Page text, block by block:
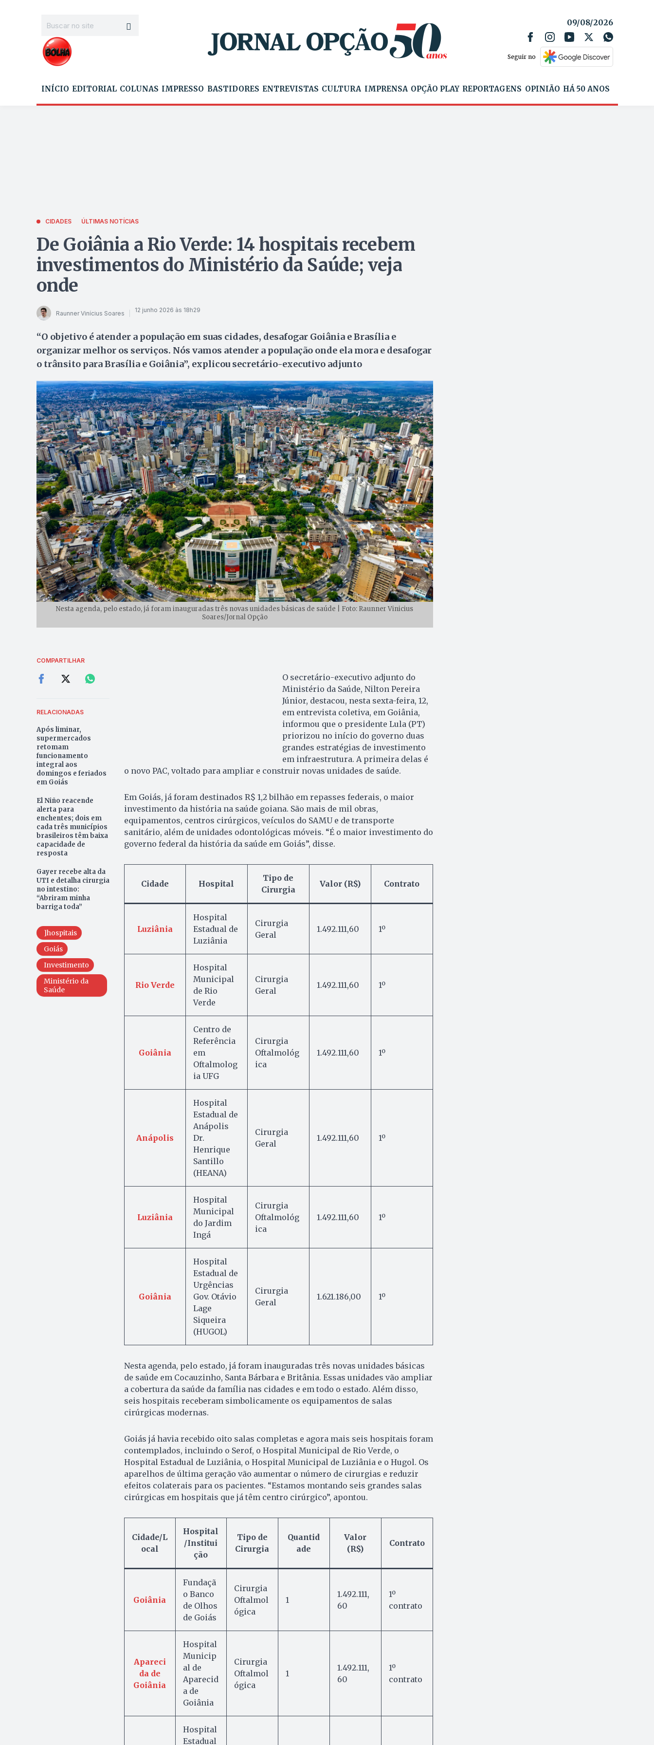
09/08/2026
Seguir no
INÍCIO EDITORIAL COLUNAS IMPRESSO BASTIDORES ENTREVISTAS CULTURA IMPRENSA OPÇÃO PLAY REPORTAGENS OPINIÃO HÁ 50 ANOS
CIDADES ÚLTIMAS NOTÍCIAS
De Goiânia a Rio Verde: 14 hospitais recebem
investimentos do Ministério da Saúde; veja
onde
Raunner Vinícius Soares 12 junho 2026 às 18h29
“O objetivo é atender a população em suas cidades, desafogar Goiânia e Brasília e
organizar melhor os serviços. Nós vamos atender a população onde ela mora e desafogar
o trânsito para Brasília e Goiânia”, explicou secretário-executivo adjunto
Nesta agenda, pelo estado, já foram inauguradas três novas unidades básicas de saúde | Foto: Raunner Vinicius
Soares/Jornal Opção
COMPARTILHAR
RELACIONADAS
Após liminar,
supermercados
retomam
funcionamento
integral aos
domingos e feriados
em Goiás
El Niño reacende
alerta para
enchentes; dois em
cada três municípios
brasileiros têm baixa
capacidade de
resposta
Gayer recebe alta da
UTI e detalha cirurgia
no intestino:
“Abriram minha
barriga toda”
]hospitais
Goiás
Investimento
Ministério da
Saúde
O secretário-executivo adjunto do
Ministério da Saúde, Nilton Pereira
Júnior, destacou, nesta sexta-feira, 12,
em entrevista coletiva, em Goiânia,
informou que o presidente Lula (PT)
priorizou no início do governo duas
grandes estratégias de investimento
em infraestrutura. A primeira delas é
o novo PAC, voltado para ampliar e construir novas unidades de saúde.
Em Goiás, já foram destinados R$ 1,2 bilhão em repasses federais, o maior
investimento da história na saúde goiana. São mais de mil obras,
equipamentos, centros cirúrgicos, veículos do SAMU e de transporte
sanitário, além de unidades odontológicas móveis. “É o maior investimento do
governo federal da história da saúde em Goiás”, disse.
Cidade Hospital
Tipo de
Cirurgia
Valor (R$) Contrato
Luziânia
Hospital
Estadual de
Luziânia
Cirurgia
Geral
1.492.111,60 1º
Rio Verde
Hospital
Municipal
de Rio
Verde
Cirurgia
Geral
1.492.111,60 1º
Goiânia
Centro de
Referência
em
Oftalmolog
ia UFG
Cirurgia
Oftalmológ
ica
1.492.111,60 1º
Anápolis
Hospital
Estadual de
Anápolis
Dr.
Henrique
Santillo
(HEANA)
Cirurgia
Geral
1.492.111,60 1º
Luziânia
Hospital
Municipal
do Jardim
Ingá
Cirurgia
Oftalmológ
ica
1.492.111,60 1º
Goiânia
Hospital
Estadual de
Urgências
Gov. Otávio
Lage
Siqueira
(HUGOL)
Cirurgia
Geral
1.621.186,00 1º
Nesta agenda, pelo estado, já foram inauguradas três novas unidades básicas
de saúde em Cocauzinho, Santa Bárbara e Britânia. Essas unidades vão ampliar
a cobertura da saúde da família nas cidades e em todo o estado. Além disso,
seis hospitais receberam simbolicamente os equipamentos de salas
cirúrgicas modernas.
Goiás já havia recebido oito salas completas e agora mais seis hospitais foram
contemplados, incluindo o Serof, o Hospital Municipal de Rio Verde, o
Hospital Estadual de Luziânia, o Hospital Municipal de Luziânia e o Hugol. Os
aparelhos de última geração vão aumentar o número de cirurgias e reduzir
efeitos colaterais para os pacientes. “Estamos montando seis grandes salas
cirúrgicas em hospitais que já têm centro cirúrgico”, apontou.
Cidade/L
ocal
Hospital
/Institui
ção
Tipo de
Cirurgia
Quantid
ade
Valor
(R$)
Contrato
Goiânia
Fundaçã
o Banco
de Olhos
de Goiás
Cirurgia
Oftalmol
ógica
1
1.492.111,
60
1º
contrato
Apareci
da de
Goiânia
Hospital
Municip
al de
Aparecid
a de
Goiânia
Cirurgia
Oftalmol
ógica
1
1.492.111,
60
1º
contrato
Hospital
Estadual